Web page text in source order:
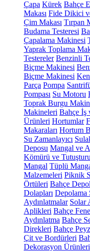
Çapa Kürek Bahçe
Makası Fide Dikici
Çim Makası Tırpan
Budama Testeresi
Çapalama Makinesi
Yaprak Toplama
Testereler Benzinli
Biçme Makinesi
Biçme Makinesi
Parça Pompa
Pompası Su Motoru
Toprak Burgu
Makineleri Bahçe İş
Ürünleri Hortumlar
Makaraları Hortum
Su Zamanlayıcı
Deposu Mangal ve
Kömürü ve
Mangal Tüplü
Malzemeleri Piknik
Örtüleri Bahçe
Dolapları Depolama
Aydınlatmalar Solar
Aplikleri Bahçe
Aydınlatma Bahçe
Direkleri Bahçe
Çit ve Bordürleri
Dekorasyon Ürünleri